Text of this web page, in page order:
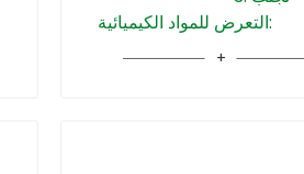
التعرض للمواد الكيميائية: